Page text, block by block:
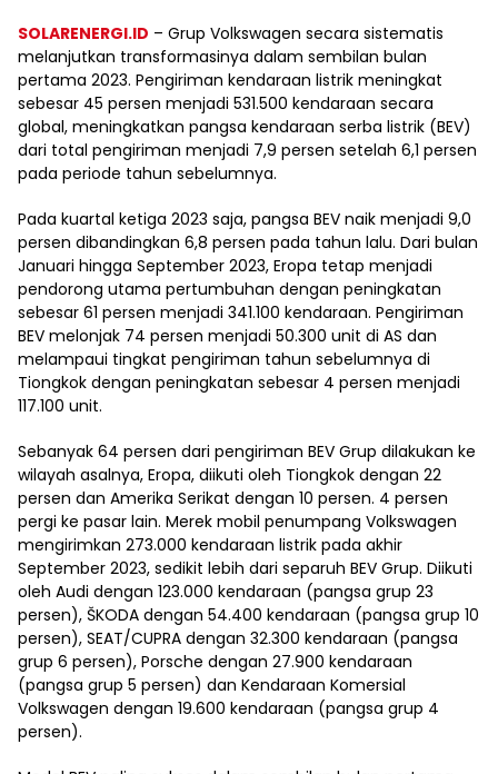
SOLARENERGI.ID – Grup Volkswagen secara sistematis
melanjutkan transformasinya dalam sembilan bulan
pertama 2023. Pengiriman kendaraan listrik meningkat
sebesar 45 persen menjadi 531.500 kendaraan secara
global, meningkatkan pangsa kendaraan serba listrik (BEV)
dari total pengiriman menjadi 7,9 persen setelah 6,1 persen
pada periode tahun sebelumnya.
Pada kuartal ketiga 2023 saja, pangsa BEV naik menjadi 9,0
persen dibandingkan 6,8 persen pada tahun lalu. Dari bulan
Januari hingga September 2023, Eropa tetap menjadi
pendorong utama pertumbuhan dengan peningkatan
sebesar 61 persen menjadi 341.100 kendaraan. Pengiriman
BEV melonjak 74 persen menjadi 50.300 unit di AS dan
melampaui tingkat pengiriman tahun sebelumnya di
Tiongkok dengan peningkatan sebesar 4 persen menjadi
117.100 unit.
Sebanyak 64 persen dari pengiriman BEV Grup dilakukan ke
wilayah asalnya, Eropa, diikuti oleh Tiongkok dengan 22
persen dan Amerika Serikat dengan 10 persen. 4 persen
pergi ke pasar lain. Merek mobil penumpang Volkswagen
mengirimkan 273.000 kendaraan listrik pada akhir
September 2023, sedikit lebih dari separuh BEV Grup. Diikuti
oleh Audi dengan 123.000 kendaraan (pangsa grup 23
persen), ŠKODA dengan 54.400 kendaraan (pangsa grup 10
persen), SEAT/CUPRA dengan 32.300 kendaraan (pangsa
grup 6 persen), Porsche dengan 27.900 kendaraan
(pangsa grup 5 persen) dan Kendaraan Komersial
Volkswagen dengan 19.600 kendaraan (pangsa grup 4
persen).